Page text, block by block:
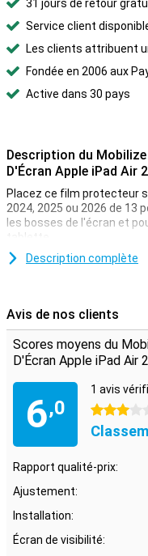
31 jours de retour
Service client
Les clients attribuent
Fondée en 2006 aux
Active dans 30 pays
Description du
D'Écran Apple iPad Air
Placez ce film protecteur
2024, 2025 ou 2026 de 13
les bosses de l'écran et
tablette.
Vous recherchez la
contre les rayures, mais
une protection d'écran en
qu'une protection d'écran
Protection
protection d'écran
Grâce à la couche fine
c'est la solution parfaite
votre Apple iPad Air 2024
également à peine visible
Description complète
Avis de nos clients
Scores moyens du
D'Écran Apple iPad
6,0
1 avis
3 étoiles
Rapport qualité-prix:
Ajustement:
Installation:
Écran de visibilité: